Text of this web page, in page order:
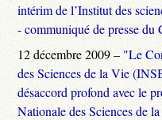
intérim de l’Institut des
- communiqué de presse
12 décembre 2009 – "Le
des Sciences de la Vie
désaccord profond avec le
Nationale des Sciences de